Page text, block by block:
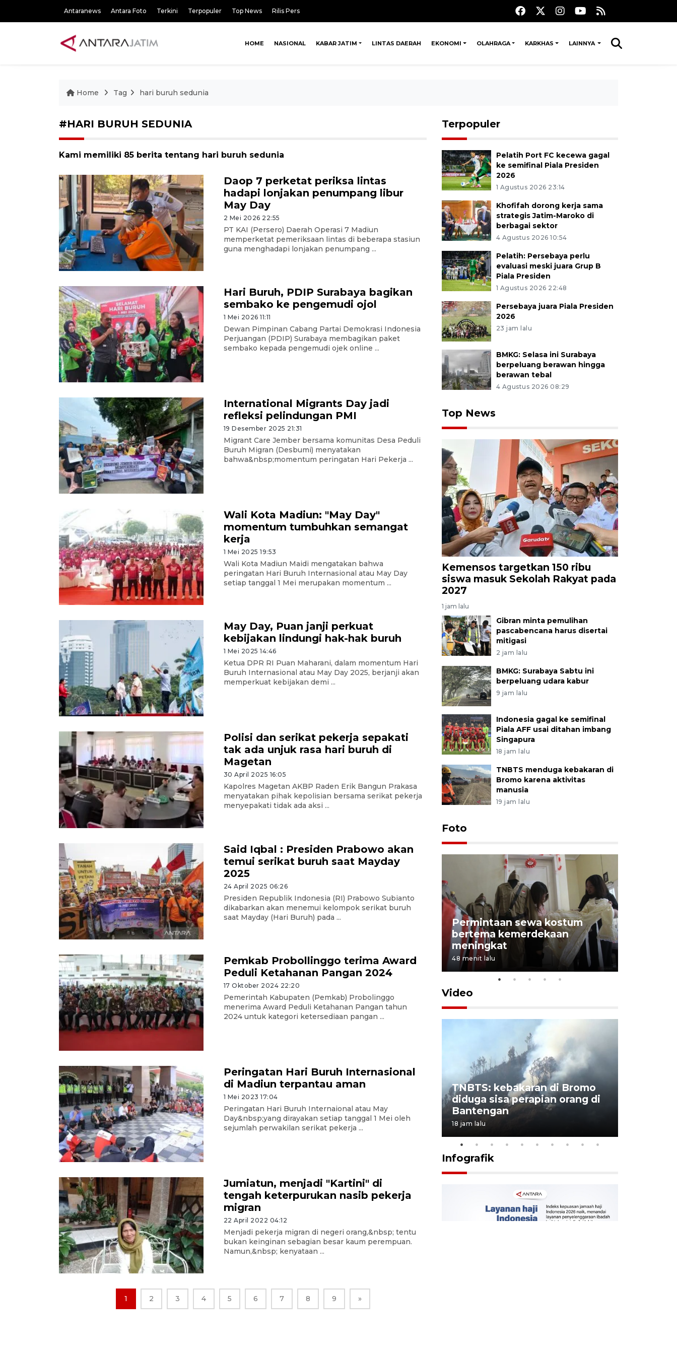
Antaranews Antara Foto Terkini Terpopuler Top News Rilis Pers
HOME NASIONAL KABAR JATIM LINTAS DAERAH EKONOMI OLAHRAGA KARKHAS LAINNYA
Home Tag hari buruh sedunia
#HARI BURUH SEDUNIA
Kami memiliki 85 berita tentang hari buruh sedunia
Daop 7 perketat periksa lintas
hadapi lonjakan penumpang libur
May Day
2 Mei 2026 22:55
PT KAI (Persero) Daerah Operasi 7 Madiun
memperketat pemeriksaan lintas di beberapa stasiun
guna menghadapi lonjakan penumpang ...
Hari Buruh, PDIP Surabaya bagikan
sembako ke pengemudi ojol
1 Mei 2026 11:11
Dewan Pimpinan Cabang Partai Demokrasi Indonesia
Perjuangan (PDIP) Surabaya membagikan paket
sembako kepada pengemudi ojek online ...
International Migrants Day jadi
refleksi pelindungan PMI
19 Desember 2025 21:31
Migrant Care Jember bersama komunitas Desa Peduli
Buruh Migran (Desbumi) menyatakan
bahwa&nbsp;momentum peringatan Hari Pekerja ...
Wali Kota Madiun: "May Day"
momentum tumbuhkan semangat
kerja
1 Mei 2025 19:53
Wali Kota Madiun Maidi mengatakan bahwa
peringatan Hari Buruh Internasional atau May Day
setiap tanggal 1 Mei merupakan momentum ...
May Day, Puan janji perkuat
kebijakan lindungi hak-hak buruh
1 Mei 2025 14:46
Ketua DPR RI Puan Maharani, dalam momentum Hari
Buruh Internasional atau May Day 2025, berjanji akan
memperkuat kebijakan demi ...
Polisi dan serikat pekerja sepakati
tak ada unjuk rasa hari buruh di
Magetan
30 April 2025 16:05
Kapolres Magetan AKBP Raden Erik Bangun Prakasa
menyatakan pihak kepolisian bersama serikat pekerja
menyepakati tidak ada aksi ...
Said Iqbal : Presiden Prabowo akan
temui serikat buruh saat Mayday
2025
24 April 2025 06:26
Presiden Republik Indonesia (RI) Prabowo Subianto
dikabarkan akan menemui kelompok serikat buruh
saat Mayday (Hari Buruh) pada ...
Pemkab Probollinggo terima Award
Peduli Ketahanan Pangan 2024
17 Oktober 2024 22:20
Pemerintah Kabupaten (Pemkab) Probolinggo
menerima Award Peduli Ketahanan Pangan tahun
2024 untuk kategori ketersediaan pangan ...
Peringatan Hari Buruh Internasional
di Madiun terpantau aman
1 Mei 2023 17:04
Peringatan Hari Buruh Internaional atau May
Day&nbsp;yang dirayakan setiap tanggal 1 Mei oleh
sejumlah perwakilan serikat pekerja ...
Jumiatun, menjadi "Kartini" di
tengah keterpurukan nasib pekerja
migran
22 April 2022 04:12
Menjadi pekerja migran di negeri orang,&nbsp; tentu
bukan keinginan sebagian besar kaum perempuan.
Namun,&nbsp; kenyataan ...
1 2 3 4 5 6 7 8 9 »
Terpopuler
Pelatih Port FC kecewa gagal
ke semifinal Piala Presiden
2026
1 Agustus 2026 23:14
Khofifah dorong kerja sama
strategis Jatim-Maroko di
berbagai sektor
4 Agustus 2026 10:54
Pelatih: Persebaya perlu
evaluasi meski juara Grup B
Piala Presiden
1 Agustus 2026 22:48
Persebaya juara Piala Presiden
2026
23 jam lalu
BMKG: Selasa ini Surabaya
berpeluang berawan hingga
berawan tebal
4 Agustus 2026 08:29
Top News
Kemensos targetkan 150 ribu
siswa masuk Sekolah Rakyat pada
2027
1 jam lalu
Gibran minta pemulihan
pascabencana harus disertai
mitigasi
2 jam lalu
BMKG: Surabaya Sabtu ini
berpeluang udara kabur
9 jam lalu
Indonesia gagal ke semifinal
Piala AFF usai ditahan imbang
Singapura
18 jam lalu
TNBTS menduga kebakaran di
Bromo karena aktivitas
manusia
19 jam lalu
Foto
7 Agustus 2026 14:36
Permintaan sewa kostum
bertema kemerdekaan
meningkat
48 menit lalu
Video
BPBD Jatim kerahkan "Drone
Water Spray" bantu padamkan
kebakaran Bromo
6 Agustus 2026 18:23
TNBTS: kebakaran di Bromo
diduga sisa perapian orang di
Bantengan
18 jam lalu
Infografik